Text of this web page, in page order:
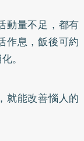
動量不足，都有
作息，飯後可約
。
就能改善惱人的